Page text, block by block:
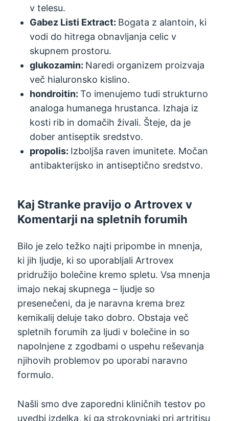
v telesu.
Gabez Listi Extract: Bogata z alantoin, ki
vodi do hitrega obnavljanja celic v
skupnem prostoru.
glukozamin: Naredi organizem proizvaja
več hialuronsko kislino.
hondroitin:To imenujemo tudi strukturno
analoga humanega hrustanca. Izhaja iz
kosti rib in domačih živali. Šteje, da je
dober antiseptik sredstvo.
propolis: Izboljša raven imunitete. Močan
antibakterijsko in antiseptično sredstvo.
Kaj Stranke pravijo o Artrovex v
Komentarji na spletnih forumih
Bilo je zelo težko najti pripombe in mnenja,
ki jih ljudje, ki so uporabljali Artrovex
pridružijo bolečine kremo spletu. Vsa mnenja
imajo nekaj skupnega – ljudje so
presenečeni, da je naravna krema brez
kemikalij deluje tako dobro. Obstaja več
spletnih forumih za ljudi v bolečine in so
napolnjene z zgodbami o uspehu reševanja
njihovih problemov po uporabi naravno
formulo.
Našli smo dve zaporedni kliničnih testov po
uvedbi izdelka, ki ga strokovnjaki pri artritisu